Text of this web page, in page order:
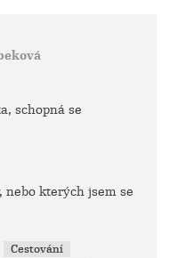
schopná se
nebo kterých jsem se
Cestování